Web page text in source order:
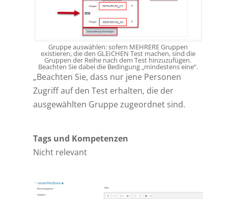
Gruppe auswählen: sofern MEHRERE Gruppen
existieren, die den GLEICHEN Test machen, sind die
Gruppen der Reihe nach dem Test hinzuzufügen.
Beachten Sie dabei die Bedingung „mindestens eine“.
„Beachten Sie, dass nur jene Personen
Zugriff auf den Test erhalten, die der
ausgewählten Gruppe zugeordnet sind.
Tags und Kompetenzen
Nicht relevant